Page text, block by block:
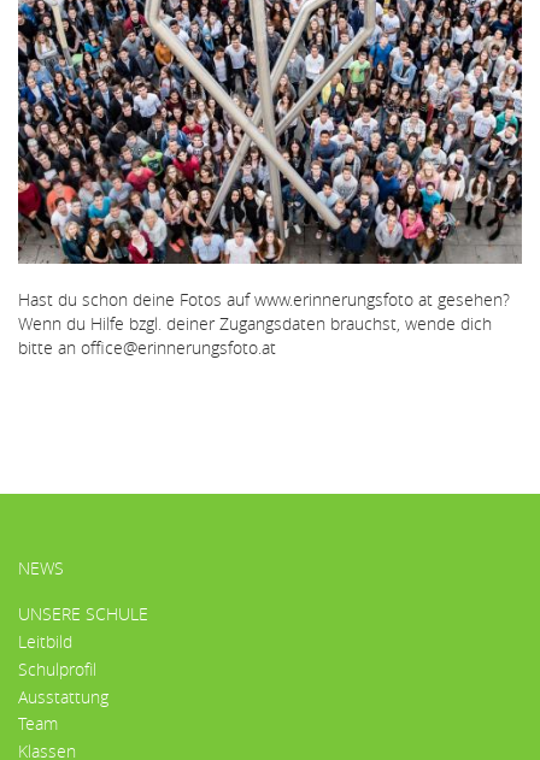
Hast du schon deine Fotos auf www.erinnerungsfoto at gesehen?
Wenn du Hilfe bzgl. deiner Zugangsdaten brauchst, wende dich
bitte an office@erinnerungsfoto.at
HAUPTMENÜ
NEWS
UNSERE SCHULE
Leitbild
Schulprofil
Ausstattung
Team
Klassen